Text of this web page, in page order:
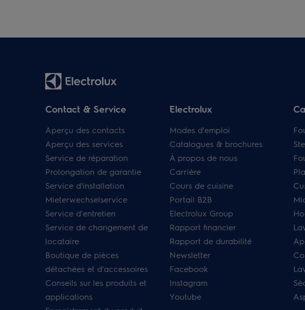
Contact & Service
Aperçu des contacts
Aperçu des services
Service de réparation
Prolongation de garantie
Service d'installation
Mieterwechselservice
Service d'entretien
Service de changement de
locataire
Boutique de pièces
détachées et d'accessoires
Conseils sur les produits et
applications
Electrolux
Modes d'emploi
Catalogues & brochures
À propos de nous
Carrière
Cours de cuisine
Portail B2B
Electrolux Group
Rapport financier
Rapport de durabilité
Newsletter
Facebook
Instagram
Youtube